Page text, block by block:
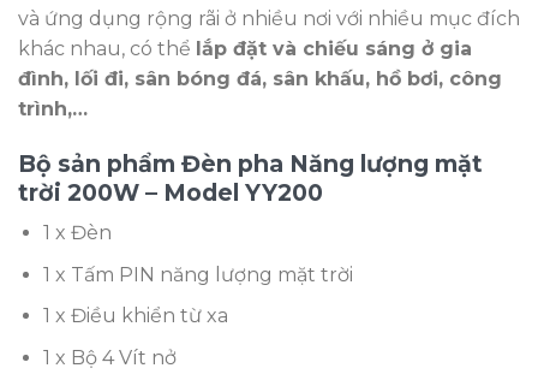
và ứng dụng rộng rãi ở nhiều nơi với nhiều mục đích
khác nhau, có thể lắp đặt và chiếu sáng ở gia
đình, lối đi, sân bóng đá, sân khấu, hồ bơi, công
trình,…
Bộ sản phẩm Đèn pha Năng lượng mặt
trời 200W – Model YY200
1 x Đèn
1 x Tấm PIN năng lượng mặt trời
1 x Điều khiển từ xa
1 x Bộ 4 Vít nở